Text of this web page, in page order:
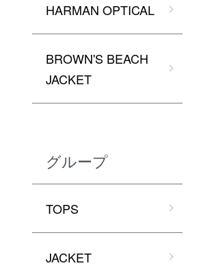
HARMAN OPTICAL
BROWN'S BEACH
JACKET
グループ
TOPS
JACKET